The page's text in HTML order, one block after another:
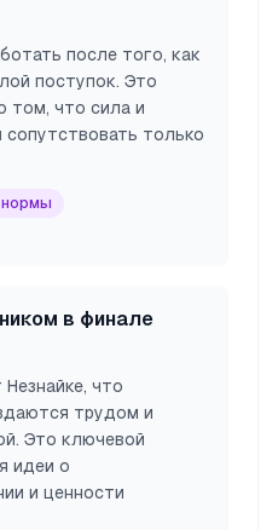
после того, как
поступок. Это
том, что сила и
только
в финале
что
трудом и
Это ключевой
идеи о
и ценности